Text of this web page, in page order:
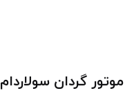
موتور گردان سولاردام